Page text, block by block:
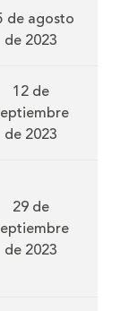
de agosto
de 2023
12 de
de 2023
29 de
de 2023